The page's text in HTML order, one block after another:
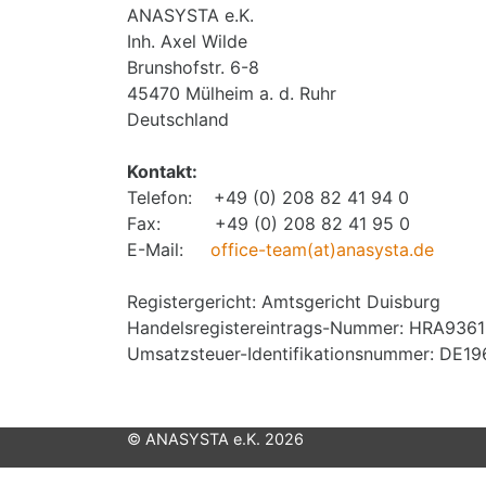
ANASYSTA e.K.
Inh. Axel Wilde
Brunshofstr. 6-8
45470 Mülheim a. d. Ruhr
Deutschland
Kontakt:
Telefon: +49 (0) 208 82 41 94 0
Fax: +49 (0) 208 82 41 95 0
E-Mail: office-team(at)anasysta.de
Registergericht: Amtsgericht Duisburg
Handelsregistereintrags-Nummer: HRA9361
Umsatzsteuer-Identifikationsnummer:
© ANASYSTA e.K. 2026